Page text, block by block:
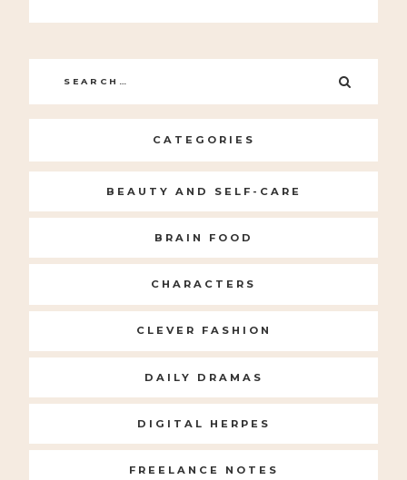
Search
for:
CATEGORIES
BEAUTY AND SELF-CARE
BRAIN FOOD
CHARACTERS
CLEVER FASHION
DAILY DRAMAS
DIGITAL HERPES
FREELANCE NOTES